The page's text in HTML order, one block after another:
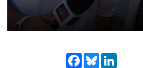
Facebook
Bluesky